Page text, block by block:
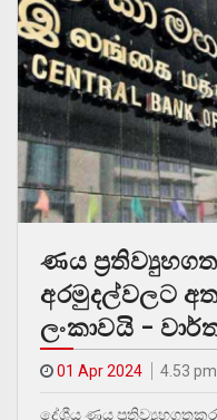
ණය
අරමුදල්වලට
ලංකාවයි –
01 Apr 2024 4.53 pm
දේශීය ණය